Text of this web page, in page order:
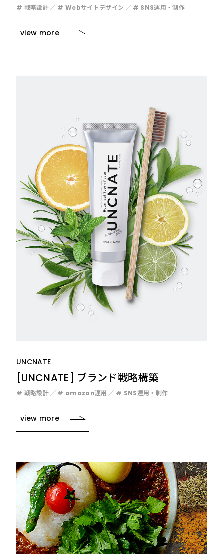
# 戦略設計 # Webサイトデザイン # SNS運用・制作
view more
UNCNATE
[UNCNATE] ブランド戦略構築
# 戦略設計 # amazon運用 # SNS運用・制作
view more